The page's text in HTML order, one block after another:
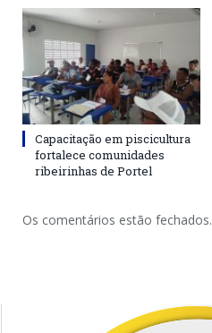
Capacitação em piscicultura
fortalece comunidades
ribeirinhas de Portel
Os comentários estão fechados.